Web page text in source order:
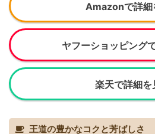
Amazonで詳細
ヤフーショッピング
楽天で詳細を
王道の豊かなコクと芳ばしさ